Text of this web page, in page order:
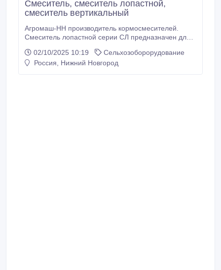
Смеситель, смеситель лопастной,
смеситель вертикальный
Агромаш-НН производитель кормосмесителей.
Смеситель лопастной серии СЛ предназначен для
концентратов и других сыпучих материалов с
похожими физическими свойствами. Высыпание из
02/10/2025 10:19
Сельхозоборорудование
Россия, Нижний Новгород